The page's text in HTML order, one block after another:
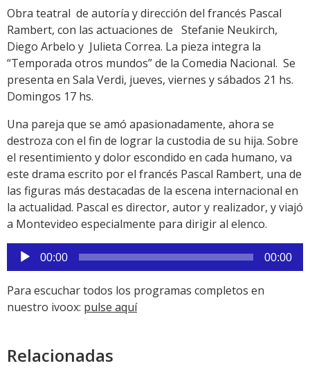
Link
Obra teatral de autoría y dirección del francés Pascal
Rambert, con las actuaciones de Stefanie Neukirch,
Diego Arbelo y Julieta Correa. La pieza integra la
“Temporada otros mundos” de la Comedia Nacional. Se
presenta en Sala Verdi, jueves, viernes y sábados 21 hs.
Domingos 17 hs.
Una pareja que se amó apasionadamente, ahora se
destroza con el fin de lograr la custodia de su hija. Sobre
el resentimiento y dolor escondido en cada humano, va
este drama escrito por el francés Pascal Rambert, una de
las figuras más destacadas de la escena internacional en
la actualidad. Pascal es director, autor y realizador, y viajó
a Montevideo especialmente para dirigir al elenco.
Reproductor
de
audio
00:00 00:00
Para escuchar todos los programas completos en
nuestro ivoox: pulse aquí
Relacionadas